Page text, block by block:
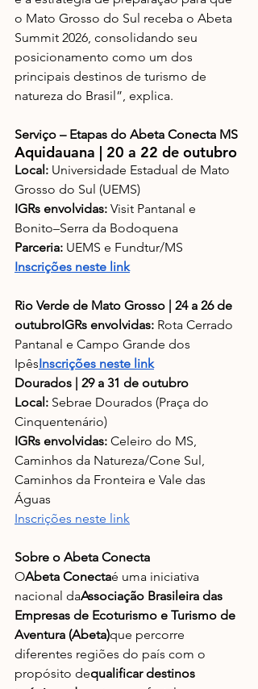
o Mato Grosso do Sul receba o Abeta
Summit 2026, consolidando seu
posicionamento como um dos
principais destinos de turismo de
natureza do Brasil”, explica.
Serviço – Etapas do Abeta Conecta MS
Aquidauana | 20 a 22 de outubro
Local: Universidade Estadual de Mato
Grosso do Sul (UEMS)
IGRs envolvidas: Visit Pantanal e
Bonito–Serra da Bodoquena
Parceria: UEMS e Fundtur/MS
Inscrições neste link
Rio Verde de Mato Grosso | 24 a 26 de
outubroIGRs envolvidas: Rota Cerrado
Pantanal e Campo Grande dos
IpêsInscrições neste link
Dourados | 29 a 31 de outubro
Local: Sebrae Dourados (Praça do
Cinquentenário)
IGRs envolvidas: Celeiro do MS,
Caminhos da Natureza/Cone Sul,
Caminhos da Fronteira e Vale das
Águas
Inscrições neste link
Sobre o Abeta Conecta
OAbeta Conectaé uma iniciativa
nacional daAssociação Brasileira das
Empresas de Ecoturismo e Turismo de
Aventura (Abeta)que percorre
diferentes regiões do país com o
propósito dequalificar destinos